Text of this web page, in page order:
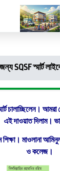
সেন্টার এন্ড
SQSF স্মার্ট
চালাচ্ছিলেন।
এই দাওয়াত দিলাম।
শিক্ষা। মাওলানা
ও কলেজ।